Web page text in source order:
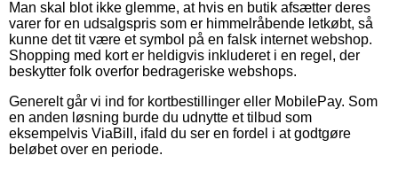
Man skal blot ikke glemme, at hvis en butik afsætter deres
varer for en udsalgspris som er himmelråbende letkøbt, så
kunne det tit være et symbol på en falsk internet webshop.
Shopping med kort er heldigvis inkluderet i en regel, der
beskytter folk overfor bedrageriske webshops.
Generelt går vi ind for kortbestillinger eller MobilePay. Som
en anden løsning burde du udnytte et tilbud som
eksempelvis ViaBill, ifald du ser en fordel i at godtgøre
beløbet over en periode.